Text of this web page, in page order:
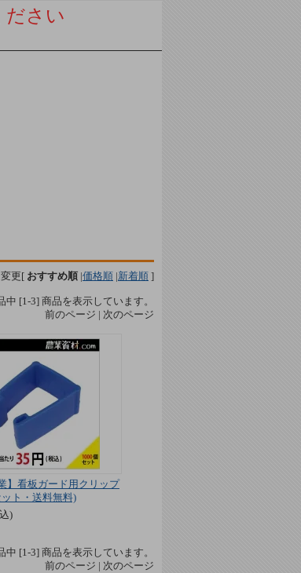
さい
更 [ おすすめ順 価格順 新着順 ]
中 [1-3] 商品を表示しています。
前のページ | 次のページ
】看板ガード用クリップ
ト・送料無料)
)
中 [1-3] 商品を表示しています。
前のページ | 次のページ